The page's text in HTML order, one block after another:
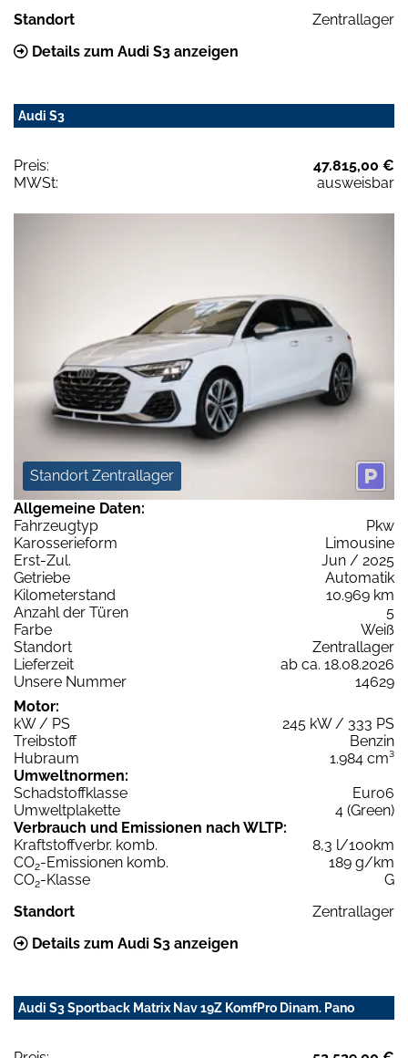
Standort
Zentrallager
Details zum Audi S3 anzeigen
Audi S3
Preis:
47.815,00 €
MWSt:
ausweisbar
Standort Zentrallager
Allgemeine Daten:
Fahrzeugtyp
Pkw
Karosserieform
Limousine
Erst-Zul.
Jun / 2025
Getriebe
Automatik
Kilometerstand
10.969 km
Anzahl der Türen
5
Farbe
Weiß
Standort
Zentrallager
Lieferzeit
ab ca. 18.08.2026
Unsere Nummer
14629
Motor:
kW / PS
245 kW / 333 PS
Treibstoff
Benzin
Hubraum
1.984 cm³
Umweltnormen:
Schadstoffklasse
Euro6
Umweltplakette
4 (Green)
Verbrauch und Emissionen nach WLTP:
Kraftstoffverbr. komb.
8,3 l/100km
CO2-Emissionen komb.
189 g/km
CO2-Klasse
G
Standort
Zentrallager
Details zum Audi S3 anzeigen
Audi S3 Sportback Matrix Nav 19Z KomfPro Dinam. Pano